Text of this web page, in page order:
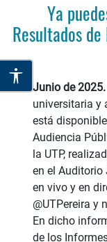
Ya
Resultados
Junio de
universitaria y
está
Audiencia
la UTP,
en el
en vivo y en
@UTPereira y
En dicho
de los